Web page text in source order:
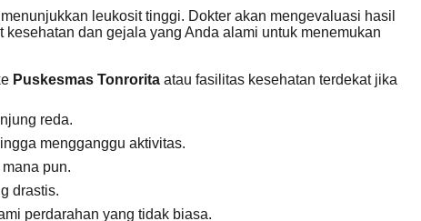
leukosit tinggi. Dokter akan mengevaluasi hasil
kesehatan dan gejala yang Anda alami untuk menemukan
Puskesmas Tonrorita atau fasilitas kesehatan terdekat jika
reda.
mengganggu aktivitas.
pun.
drastis.
perdarahan yang tidak biasa.